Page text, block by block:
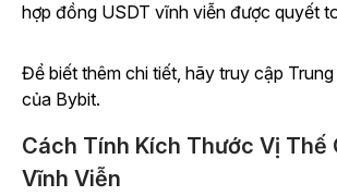
hợp đồng USDT vĩnh viễn được quyết
Để biết thêm chi tiết, hãy truy cập Trung
của Bybit.
Cách Tính Kích Thước Vị Thế
Vĩnh Viễn